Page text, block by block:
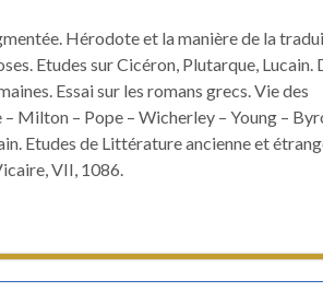
Hérodote et la manière de la
Etudes sur Cicéron, Plutarque, Lucain.
Essai sur les romans grecs. Vie des
Milton – Pope – Wicherley – Young –
Etudes de Littérature ancienne et
VII, 1086.